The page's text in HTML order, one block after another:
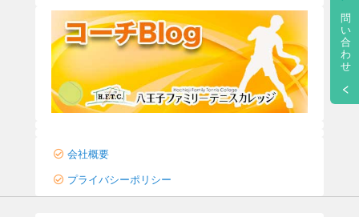
問
い
合
わ
せ
会社概要
プライバシーポリシー